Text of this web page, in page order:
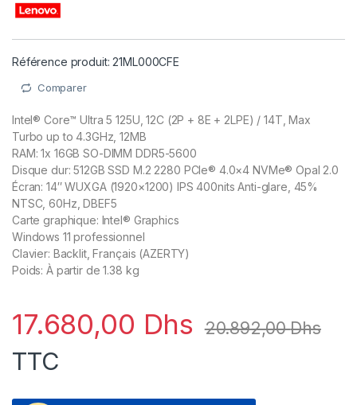
Référence produit: 21ML000CFE
Comparer
Intel® Core™ Ultra 5 125U, 12C (2P + 8E + 2LPE) / 14T, Max
Turbo up to 4.3GHz, 12MB
RAM: 1x 16GB SO-DIMM DDR5-5600
Disque dur: 512GB SSD M.2 2280 PCIe® 4.0×4 NVMe® Opal 2.0
Écran: 14″ WUXGA (1920×1200) IPS 400nits Anti-glare, 45%
NTSC, 60Hz, DBEF5
Carte graphique: Intel® Graphics
Windows 11 professionnel
Clavier: Backlit, Français (AZERTY)
Poids: À partir de 1.38 kg
17.680,00 Dhs 20.892,00Dhs
TTC